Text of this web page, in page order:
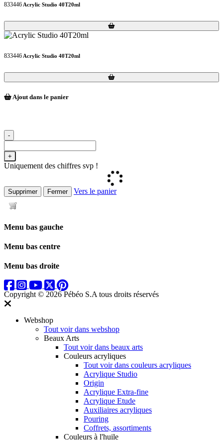
833446 Acrylic Studio 40T20ml
Loading...
Loading...
833446 Acrylic Studio 40T20ml
Loading...
Loading...
Ajout dans le panier
-
+
Uniquement des chiffres svp !
Supprimer Fermer Vers le panier
Menu bas gauche
Menu bas centre
Menu bas droite
Copyright © 2026 Pébéo S.A tous droits réservés
Webshop
Tout voir dans webshop
Beaux Arts
Tout voir dans beaux arts
Couleurs acryliques
Tout voir dans couleurs acryliques
Acrylique Studio
Origin
Acrylique Extra-fine
Acrylique Etude
Auxiliaires acryliques
Pouring
Coffrets, assortiments
Couleurs à l'huile